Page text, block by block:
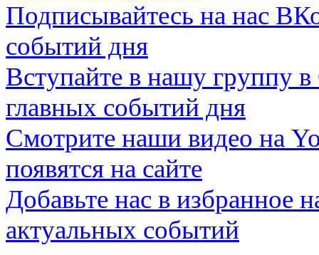
Подписывайтесь на нас
событий дня
Вступайте в нашу группу в
главных событий дня
Смотрите наши видео на
появятся на сайте
Добавьте нас в избранное
актуальных событий